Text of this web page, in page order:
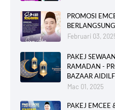
PROMOSI
Februari 03,
PAKEJ
RAMADAN -
BAZAAR
Mac 01, 2025
PAKEJ EMCEE